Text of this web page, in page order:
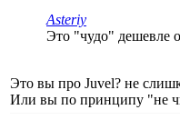
Asteriy
Это "чудо" дешевле
Это вы про Juvel? не
Или вы по принципу "не